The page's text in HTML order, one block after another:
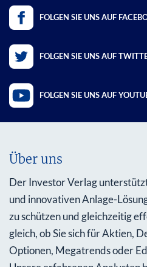
FOLGEN SIE UNS AUF
FOLGEN SIE UNS AUF
FOLGEN SIE UNS AUF
Über uns
Der Investor Verlag
und innovativen Anlage-
zu schützen und gleichzeitig
gleich, ob Sie sich für Aktien,
Optionen, Megatrends oder